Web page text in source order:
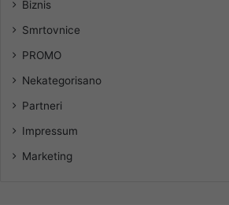
Biznis
Smrtovnice
PROMO
Nekategorisano
Partneri
Impressum
Marketing